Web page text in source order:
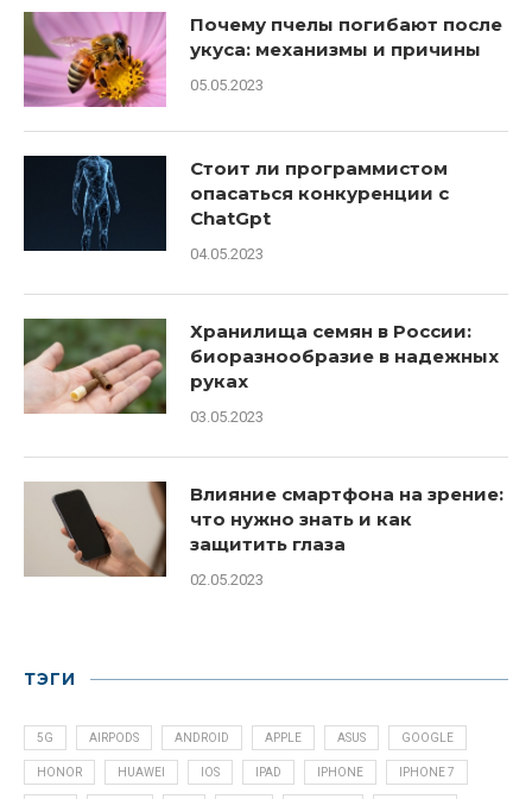
Почему пчелы погибают после
укуса: механизмы и причины
05.05.2023
Стоит ли программистом
опасаться конкуренции с
ChatGpt
04.05.2023
Хранилища семян в России:
биоразнообразие в надежных
руках
03.05.2023
Влияние смартфона на зрение:
что нужно знать и как
защитить глаза
02.05.2023
ТЭГИ
5G AIRPODS ANDROID APPLE ASUS GOOGLE
HONOR HUAWEI IOS IPAD IPHONE IPHONE 7